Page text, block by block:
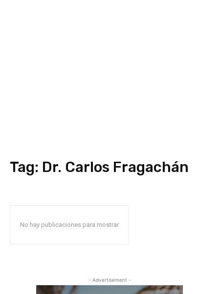
Tag: Dr. Carlos Fragachán
No hay publicaciones para mostrar
- Advertisement -